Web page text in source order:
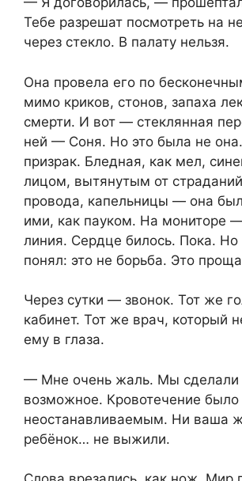
Тебе разрешат посмотреть на
через стекло. В палату нельзя.
Она провела его по
мимо криков, стонов, запаха
смерти. И вот — стеклянная
ней — Соня. Но это была не
призрак. Бледная, как мел,
лицом, вытянутым от
провода, капельницы — она
ими, как пауком. На мониторе
линия. Сердце билось. Пока.
понял: это не борьба. Это
Через сутки — звонок. Тот же
кабинет. Тот же врач, который
ему в глаза.
— Мне очень жаль. Мы сделали
возможное. Кровотечение было
неостанавливаемым. Ни ваша
ребёнок… не выжили.